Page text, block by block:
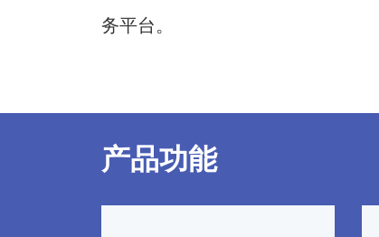
务平台。
产品功能